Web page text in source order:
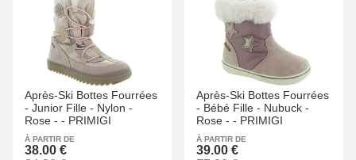
Après-Ski Bottes Fourrées
- Junior Fille - Nylon -
Rose - - PRIMIGI
À PARTIR DE
38.00 €
Après-Ski Bottes Fourrées
- Bébé Fille - Nubuck -
Rose - - PRIMIGI
À PARTIR DE
39.00 €